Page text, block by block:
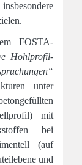
FOSTA-
Hohlprofil-
unter
mit
bei
(auf
und